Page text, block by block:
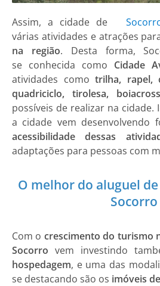
Assim, a cidade de
várias atividades e atrações
na região. Desta forma,
se conhecida como Cidade
atividades comotrilha, rapel,
quadriciclo, tirolesa,
possíveis de realizar na cidade.
a cidade vem desenvolvendo
acessibilidade dessas
adaptações para pessoas com
O melhor do aluguel
Socorro
Com o crescimento do turismo
Socorro vem investindo
hospedagem, e uma das
se destacando são os imóveis